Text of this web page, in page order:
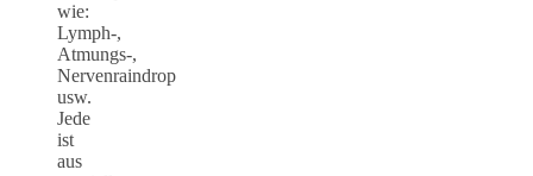
wie:
Lymph-,
Atmungs-,
Nervenraindrop
usw.
Jede
ist
aus